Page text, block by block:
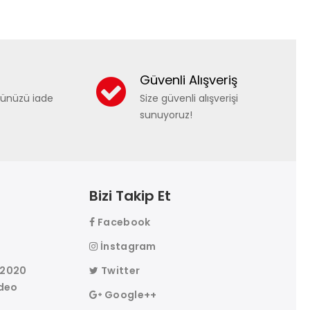
iade
Güvenli Alışveriş
Size güvenli alışverişi
sunuyoruz!
Bizi Takip Et
Facebook
İnstagram
Twitter
Google++